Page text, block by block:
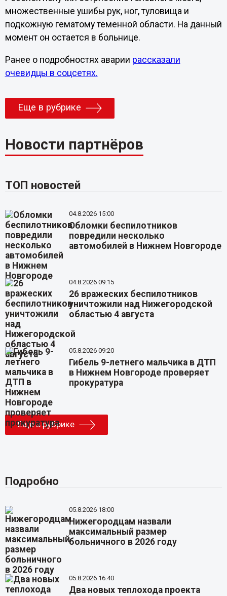
множественные ушибы рук, ног, туловища и
подкожную гематому теменной области. На данный
момент он остается в больнице.
Ранее о подробностях аварии рассказали
очевидцы в соцсетях.
Еще в рубрике
Новости партнёров
ТОП новостей
04.8.2026 15:00
Обломки беспилотников
повредили несколько
автомобилей в Нижнем Новгороде
04.8.2026 09:15
26 вражеских беспилотников
уничтожили над Нижегородской
областью 4 августа
05.8.2026 09:20
Гибель 9-летнего мальчика в ДТП
в Нижнем Новгороде проверяет
прокуратура
Еще в рубрике
Подробно
05.8.2026 18:00
Нижегородцам назвали
максимальный размер
больничного в 2026 году
05.8.2026 16:40
Два новых теплохода проекта